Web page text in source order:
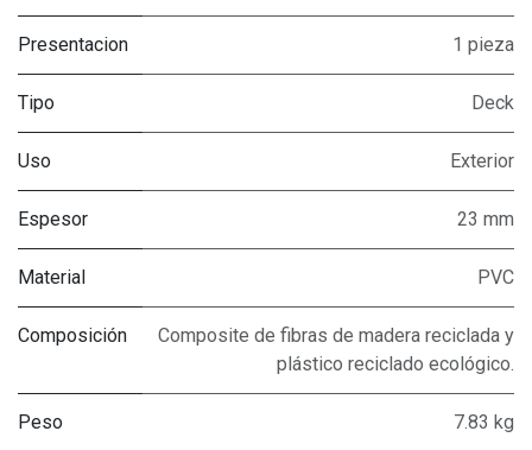
Presentacion 1 pieza
Tipo Deck
Uso Exterior
Espesor 23 mm
Material PVC
Composición
Composite de fibras de madera reciclada y
plástico reciclado ecológico.
Peso 7.83 kg